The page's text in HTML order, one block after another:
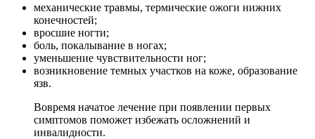
механические травмы, термические ожоги нижних
конечностей;
вросшие ногти;
боль, покалывание в ногах;
уменьшение чувствительности ног;
возникновение темных участков на коже, образование
язв.
Вовремя начатое лечение при появлении первых
симптомов поможет избежать осложнений и
инвалидности.